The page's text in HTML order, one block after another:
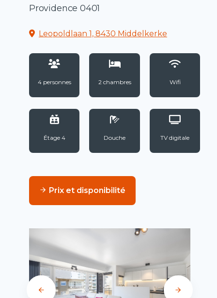
Providence 0401
Leopoldlaan 1, 8430 Middelkerke
4 personnes 2 chambres Wifi
Étage 4 Douche TV digitale
Prix et disponibilité